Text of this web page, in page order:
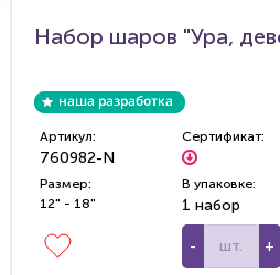
Набор шаров "Ура,
Артикул:
760982-N
Сертификат:
Размер:
12" - 18"
В упаковке:
1 набор
- +